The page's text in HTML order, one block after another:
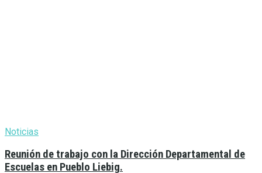
Noticias
Reunión de trabajo con la Dirección Departamental de
Escuelas en Pueblo Liebig.